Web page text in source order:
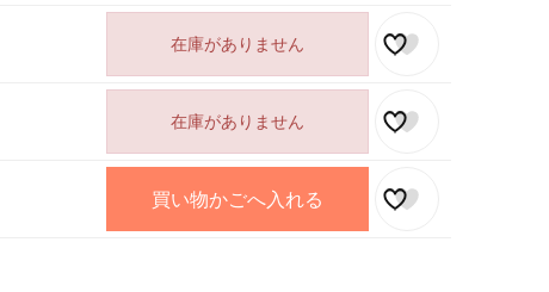
在庫がありません
在庫がありません
買い物かごへ入れる